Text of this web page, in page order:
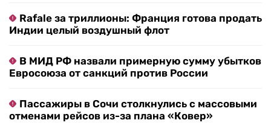
Rafale за триллионы: Франция готова продать
Индии целый воздушный флот
В МИД РФ назвали примерную сумму убытков
Евросоюза от санкций против России
Пассажиры в Сочи столкнулись с массовыми
отменами рейсов из-за плана «Ковер»